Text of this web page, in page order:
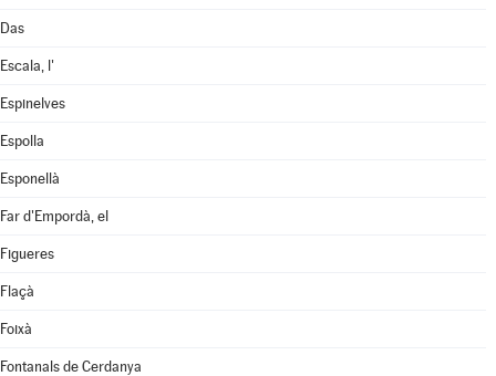
Das
Escala, l'
Espinelves
Espolla
Esponellà
Far d'Empordà, el
Figueres
Flaçà
Foixà
Fontanals de Cerdanya